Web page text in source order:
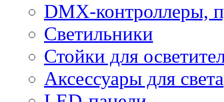
DMX-контроллеры,
Светильники
Стойки для
Аксессуары для света